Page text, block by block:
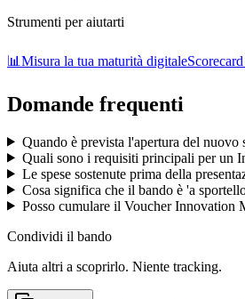
Strumenti per aiutarti
📊 Misura la tua maturità digitale
Domande frequenti
Quando è prevista l'apertura del
Quali sono i requisiti principali per un
Le spese sostenute prima della
Cosa significa che il bando è 'a
Posso cumulare il Voucher Innovation
Condividi il bando
Aiuta altri a scoprirlo. Niente tracking.